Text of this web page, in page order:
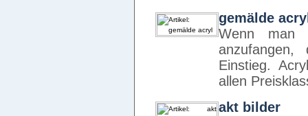
gemälde
Wenn man
Einstieg.
allen
akt bilder